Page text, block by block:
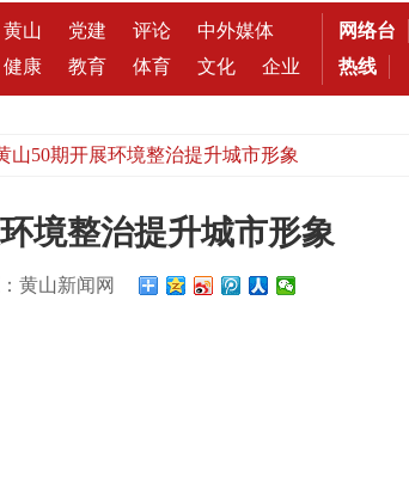
黄山 党建 评论
中外媒体
健康 教育 体育 文化 企业
网络台
热线
山50期开展环境整治提升城市形象
境整治提升城市形象
黄山新闻网